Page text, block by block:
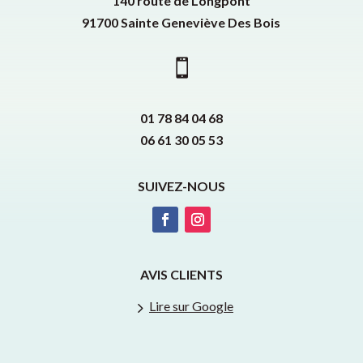
91700 Sainte Geneviève Des Bois

01 78 84 04 68
06 61 30 05 53
SUIVEZ-NOUS
AVIS CLIENTS
5 Lire sur Google